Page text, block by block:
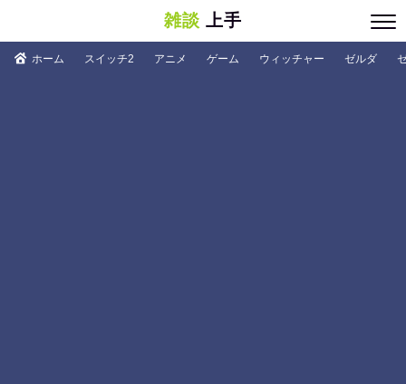
雑談 上手
ホーム スイッチ2 アニメ ゲーム ウィッチャー ゼルダ